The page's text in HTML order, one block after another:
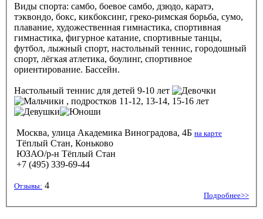
Виды спорта: самбо, боевое самбо, дзюдо, каратэ,
тэквондо, бокс, кикбоксинг, греко-римская борьба, сумо,
плавание, художественная гимнастика, спортивная
гимнастика, фигурное катание, спортивные танцы,
футбол, лыжный спорт, настольный теннис, городошный
спорт, лёгкая атлетика, боулинг, спортивное
ориентирование. Бассейн.
Настольный теннис для детей 9-10 лет
, подростков 11-12, 13-14, 15-16 лет
Москва, улица Академика Виноградова, 4Б на карте
Тёплый Стан, Коньково
ЮЗАО/р-н Тёплый Стан
+7 (495) 339-69-44
Отзывы: 4
Подробнее>>